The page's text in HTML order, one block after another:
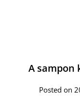
A sampon
Posted on